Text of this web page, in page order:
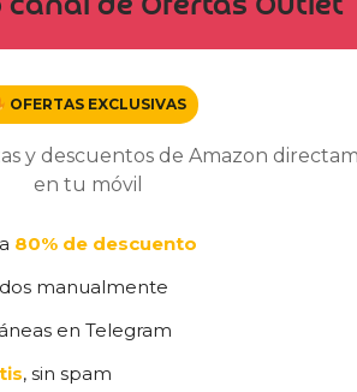
de accesorios la hace una inversión
precio rebajado.consultar oferta
a un precio de
un equilibrio entre rendimiento y
añaden valor.
OFERTAS EXCLUSIVAS
y descuentos de Amazon
en tu móvil
80% de descuento
manualmente
en Telegram
, sin spam